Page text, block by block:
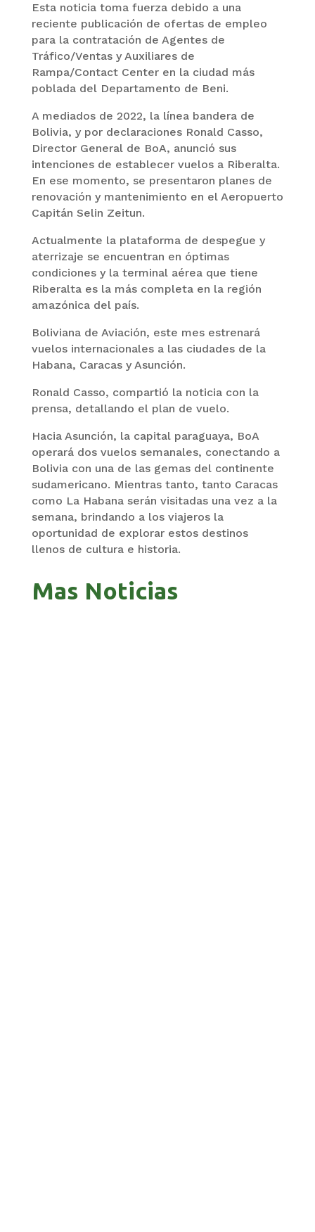
Esta noticia toma fuerza debido a una
reciente publicación de ofertas de empleo
para la contratación de Agentes de
Tráfico/Ventas y Auxiliares de
Rampa/Contact Center en la ciudad más
poblada del Departamento de Beni.
A mediados de 2022, la línea bandera de
Bolivia, y por declaraciones Ronald Casso,
Director General de BoA, anunció sus
intenciones de establecer vuelos a Riberalta.
En ese momento, se presentaron planes de
renovación y mantenimiento en el Aeropuerto
Capitán Selin Zeitun.
Actualmente la plataforma de despegue y
aterrizaje se encuentran en óptimas
condiciones y la terminal aérea que tiene
Riberalta es la más completa en la región
amazónica del país.
Boliviana de Aviación, este mes estrenará
vuelos internacionales a las ciudades de la
Habana, Caracas y Asunción.
Ronald Casso, compartió la noticia con la
prensa, detallando el plan de vuelo.
Hacia Asunción, la capital paraguaya, BoA
operará dos vuelos semanales, conectando a
Bolivia con una de las gemas del continente
sudamericano. Mientras tanto, tanto Caracas
como La Habana serán visitadas una vez a la
semana, brindando a los viajeros la
oportunidad de explorar estos destinos
llenos de cultura e historia.
Mas Noticias